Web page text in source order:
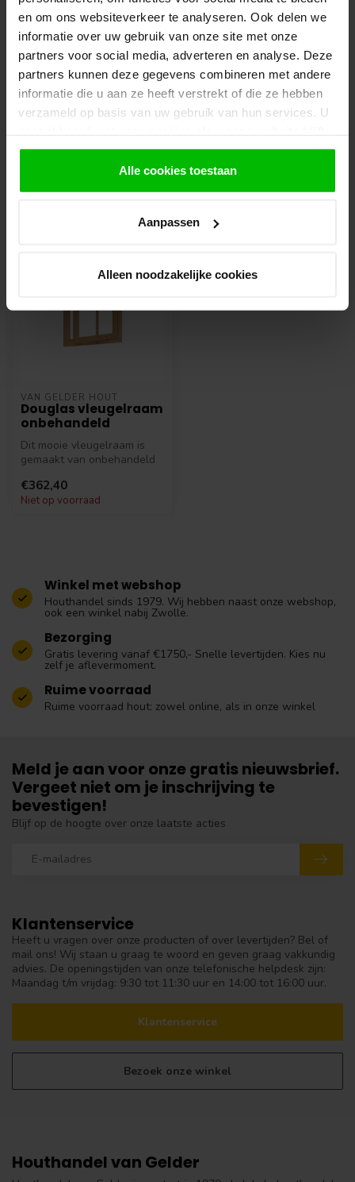
en om ons websiteverkeer te analyseren. Ook delen we
informatie over uw gebruik van onze site met onze
partners voor social media, adverteren en analyse. Deze
partners kunnen deze gegevens combineren met andere
informatie die u aan ze heeft verstrekt of die ze hebben
verzameld op basis van uw gebruik van hun services. U
gebruiken.
Alle cookies toestaan
Aanpassen
Alleen noodzakelijke cookies
opmerkingen veld de gewenste afhaaldatum.
Let op!
Je krijgt van ons bericht wanneer jouw
bestelling gereed staat om af te halen. Wij
leggen bestellingen klaar en bestellen
eventueel artikelen die niet voorradig zijn bij
onze leverancier. Dit doen wij alleen wanneer
VAN GELDER HOUT
Douglas vleugelraam
onbehandeld
Dit mooie vleugelraam is
gemaakt van onbehandeld
bijgelever...
€362,40
Niet op voorraad
Winkel met webshop
Houthandel sinds 1979. Wij hebben naast onze webshop,
ook een winkel nabij Zwolle.
Bezorging
Gratis levering vanaf €1750,- Snelle levertijden. Kies nu
zelf je aflevermoment.
Ruime voorraad
Ruime voorraad hout: zowel online, als in onze winkel
Klantenservice
Heeft u vragen over onze producten of over levertijden? Bel of
mail ons! Wij staan u graag te woord en geven graag vakkundig
advies. De openingstijden van onze telefonische helpdesk zijn:
Maandag t/m vrijdag: 9:30 tot 11:30 uur en 14:00 tot 16:00 uur.
Klantenservice
Bezoek onze winkel
Meld je aan voor onze gratis nieuwsbrief.
Vergeet niet om je inschrijving te
bevestigen!
Blijf op de hoogte over onze laatste acties
Houthandel van Gelder